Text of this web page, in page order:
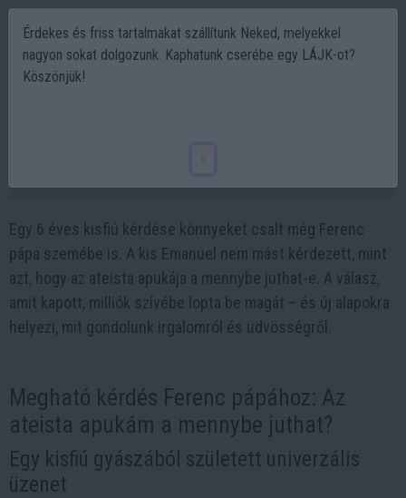
Egy 6 éves kisfiú kérdése könnyeket csalt még Ferenc
pápa szemébe is. A kis Emanuel nem mást kérdezett, mint
azt, hogy az ateista apukája a mennybe juthat-e. A válasz,
amit kapott, milliók szívébe lopta be magát – és új alapokra
helyezi, mit gondolunk irgalomról és üdvösségről.
Megható kérdés Ferenc pápához: Az
ateista apukám a mennybe juthat?
Egy kisfiú gyászából született univerzális
üzenet
Érdekes és friss tartalmakat szállítunk Neked, melyekkel
nagyon sokat dolgozunk. Kaphatunk cserébe egy LÁJK-ot?
Köszönjük!